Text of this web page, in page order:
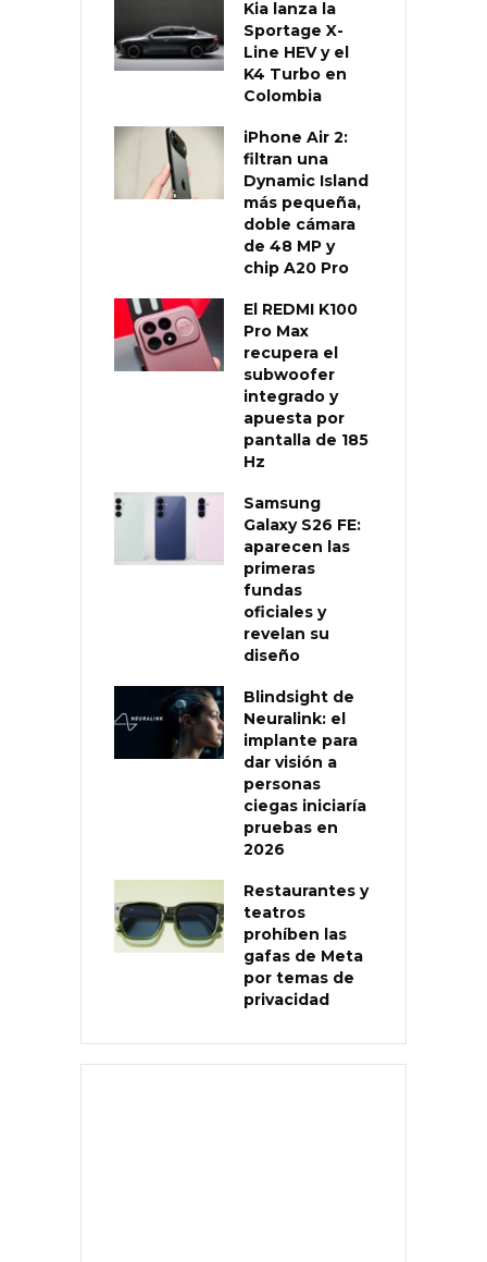
Kia lanza la
Sportage X-
Line HEV y el
K4 Turbo en
Colombia
iPhone Air 2:
filtran una
Dynamic Island
más pequeña,
doble cámara
de 48 MP y
chip A20 Pro
El REDMI K100
Pro Max
recupera el
subwoofer
integrado y
apuesta por
pantalla de 185
Hz
Samsung
Galaxy S26 FE:
aparecen las
primeras
fundas
oficiales y
revelan su
diseño
Blindsight de
Neuralink: el
implante para
dar visión a
personas
ciegas iniciaría
pruebas en
2026
Restaurantes y
teatros
prohíben las
gafas de Meta
por temas de
privacidad